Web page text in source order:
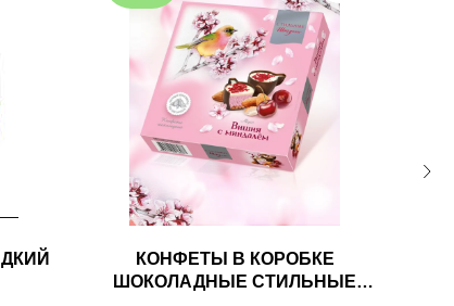
КОНФЕТЫ В КОРОБКЕ
ШОКОЛАДНЫЕ СТИЛЬНЫЕ